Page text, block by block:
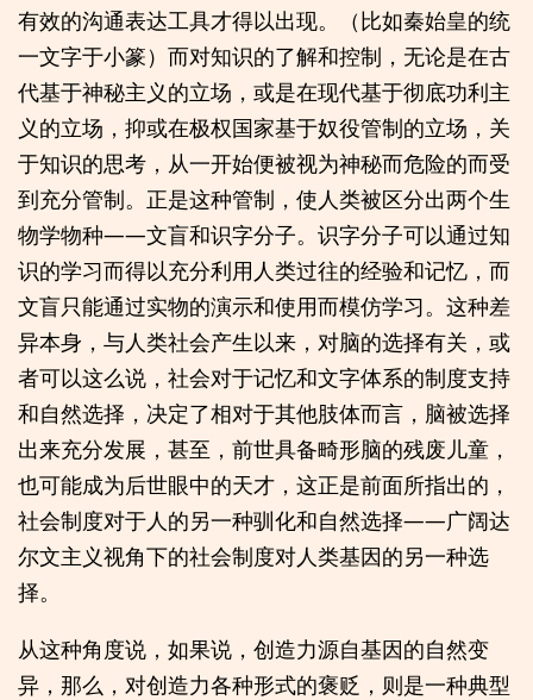
有效的沟通表达工具才得以出现。（比如秦始皇的统
一文字于小篆）而对知识的了解和控制，无论是在古
代基于神秘主义的立场，或是在现代基于彻底功利主
义的立场，抑或在极权国家基于奴役管制的立场，关
于知识的思考，从一开始便被视为神秘而危险的而受
到充分管制。正是这种管制，使人类被区分出两个生
物学物种——文盲和识字分子。识字分子可以通过知
识的学习而得以充分利用人类过往的经验和记忆，而
文盲只能通过实物的演示和使用而模仿学习。这种差
异本身，与人类社会产生以来，对脑的选择有关，或
者可以这么说，社会对于记忆和文字体系的制度支持
和自然选择，决定了相对于其他肢体而言，脑被选择
出来充分发展，甚至，前世具备畸形脑的残废儿童，
也可能成为后世眼中的天才，这正是前面所指出的，
社会制度对于人的另一种驯化和自然选择——广阔达
尔文主义视角下的社会制度对人类基因的另一种选
择。
从这种角度说，如果说，创造力源自基因的自然变
异，那么，对创造力各种形式的褒贬，则是一种典型